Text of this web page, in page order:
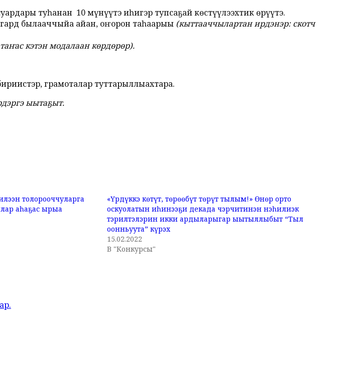
туһанан 10 мүнүүтэ иһигэр тупсаҕай көстүүлээхтик өрүүтэ.
былааччыйа айан, оҥорон таһаарыы (кыттааччылартан ирдэнэр: скотч
кэтэн модалаан көрдөрөр).
грамоталар туттарыллыахтара.
ыытаҕыт.
толорооччуларга
аһаҕас ырыа
«Үрдүккэ көтүт, төрөөбүт төрүт тылым!» Өнөр орто
оскуолатын иһинээҕи декада чэрчитинэн нэһилиэк
тэрилтэлэрин икки ардыларыгар ыытыллыбыт “Тыл
оонньуута” күрэх
15.02.2022
В "Конкурсы"